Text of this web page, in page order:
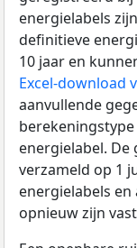
energielabels
definitieve
10 jaar en
Excel-download
aanvullende
energielabel. De
verzameld op 1
energielabels
opnieuw zijn